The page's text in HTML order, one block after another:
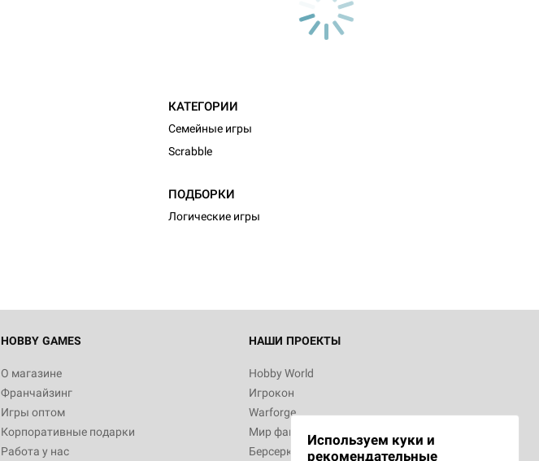
КАТЕГОРИИ
Семейные игры
Scrabble
ПОДБОРКИ
Логические игры
HOBBY GAMES
О магазине
Франчайзинг
Игры оптом
Корпоративные подарки
Работа у нас
НАШИ ПРОЕКТЫ
Hobby World
Игрокон
Warforge
Мир фантастики
Берсерк
Используем куки и
рекомендательные